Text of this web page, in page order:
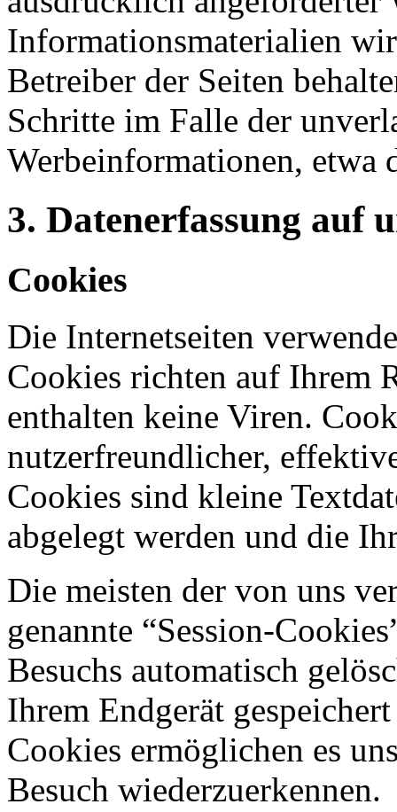
Informationsmaterialien
Betreiber der Seiten
Schritte im Falle der
Werbeinformationen, etwa
3. Datenerfassung auf
Cookies
Die Internetseiten
Cookies richten auf Ihrem
enthalten keine Viren.
nutzerfreundlicher,
Cookies sind kleine
abgelegt werden und die
Die meisten der von uns
genannte “Session-
Besuchs automatisch
Ihrem Endgerät
Cookies ermöglichen es
Besuch wiederzuerkennen.